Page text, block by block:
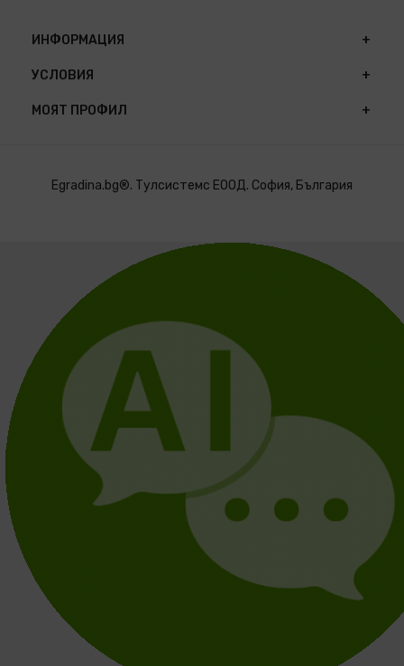
ИНФОРМАЦИЯ
УСЛОВИЯ
МОЯТ ПРОФИЛ
Egradina.bg®. Тулсистемс ЕООД. София, България